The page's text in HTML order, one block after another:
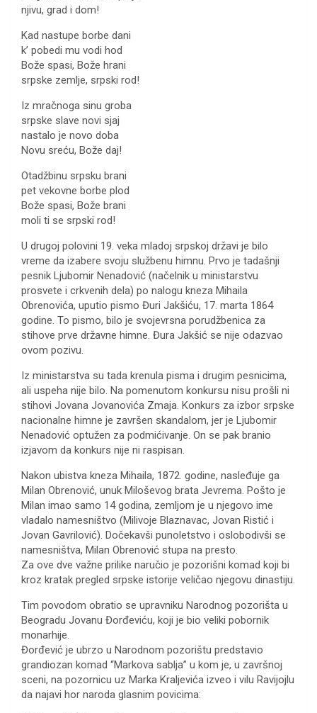
njivu, grad i dom!
Kad nastupe borbe dani
k’ pobedi mu vodi hod
Bože spasi, Bože hrani
srpske zemlje, srpski rod!
Iz mračnoga sinu groba
srpske slave novi sjaj
nastalo je novo doba
Novu sreću, Bože daj!
Otadžbinu srpsku brani
pet vekovne borbe plod
Bože spasi, Bože brani
moli ti se srpski rod!
U drugoj polovini 19. veka mladoj srpskoj državi je bilo
vreme da izabere svoju službenu himnu. Prvo je tadašnji
pesnik Ljubomir Nenadović (načelnik u ministarstvu
prosvete i crkvenih dela) po nalogu kneza Mihaila
Obrenovića, uputio pismo Đuri Jakšiću, 17. marta 1864
godine. To pismo, bilo je svojevrsna porudžbenica za
stihove prve državne himne. Đura Jakšić se nije odazvao
ovom pozivu.
Iz ministarstva su tada krenula pisma i drugim pesnicima,
ali uspeha nije bilo. Na pomenutom konkursu nisu prošli ni
stihovi Jovana Jovanovića Zmaja. Konkurs za izbor srpske
nacionalne himne je završen skandalom, jer je Ljubomir
Nenadović optužen za podmićivanje. On se pak branio
izjavom da konkurs nije ni raspisan.
Nakon ubistva kneza Mihaila, 1872. godine, nasleđuje ga
Milan Obrenović, unuk Miloševog brata Jevrema. Pošto je
Milan imao samo 14 godina, zemljom je u njegovo ime
vladalo namesništvo (Milivoje Blaznavac, Jovan Ristić i
Jovan Gavrilović). Dočekavši punoletstvo i oslobodivši se
namesništva, Milan Obrenović stupa na presto.
Za ove dve važne prilike naručio je pozorišni komad koji bi
kroz kratak pregled srpske istorije veličao njegovu dinastiju.
Tim povodom obratio se upravniku Narodnog pozorišta u
Beogradu Jovanu Đorđeviću, koji je bio veliki pobornik
monarhije.
Đorđević je ubrzo u Narodnom pozorištu predstavio
grandiozan komad “Markova sablja” u kom je, u završnoj
sceni, na pozornicu uz Marka Kraljevića izveo i vilu Ravijojlu
da najavi hor naroda glasnim povicima: